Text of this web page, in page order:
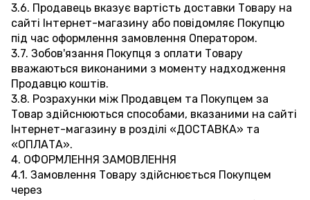
3.6. Продавець вказує вартість доставки Товару на
сайті Інтернет-магазину або повідомляє Покупцю
під час оформлення замовлення Оператором.
3.7. Зобов'язання Покупця з оплати Товару
вважаються виконаними з моменту надходження
Продавцю коштів.
3.8. Розрахунки між Продавцем та Покупцем за
Товар здійснюються способами, вказаними на сайті
Інтернет-магазину в розділі «ДОСТАВКА» та
«ОПЛАТА».
4. ОФОРМЛЕННЯ ЗАМОВЛЕННЯ
4.1. Замовлення Товару здійснюється Покупцем
через